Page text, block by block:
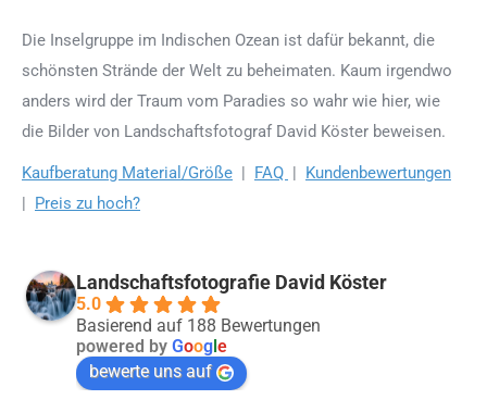
Die Inselgruppe im Indischen Ozean ist dafür bekannt, die
schönsten Strände der Welt zu beheimaten. Kaum irgendwo
anders wird der Traum vom Paradies so wahr wie hier, wie
die Bilder von Landschaftsfotograf David Köster beweisen.
Kaufberatung Material/Größe | FAQ | Kundenbewertungen
| Preis zu hoch?
Landschaftsfotografie David Köster
5.0
Basierend auf 188 Bewertungen
powered by Google
bewerte uns auf